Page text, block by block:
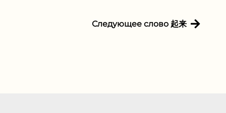
Следующее слово 起来